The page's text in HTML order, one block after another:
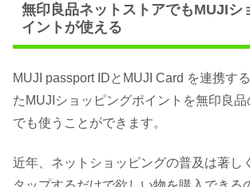
無印良品ネットストアでもMUJIシ
イントが使える
MUJI passport IDとMUJI Card を連携す
たMUJIショッピングポイントを無印良
でも使うことができます。
近年、ネットショッピングの普及は著し